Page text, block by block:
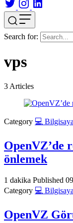
Search for:
vps
3 Articles
Category 💻
OpenVZ’de
önlemek
1 dakika Published
Category 💻
OpenVZ